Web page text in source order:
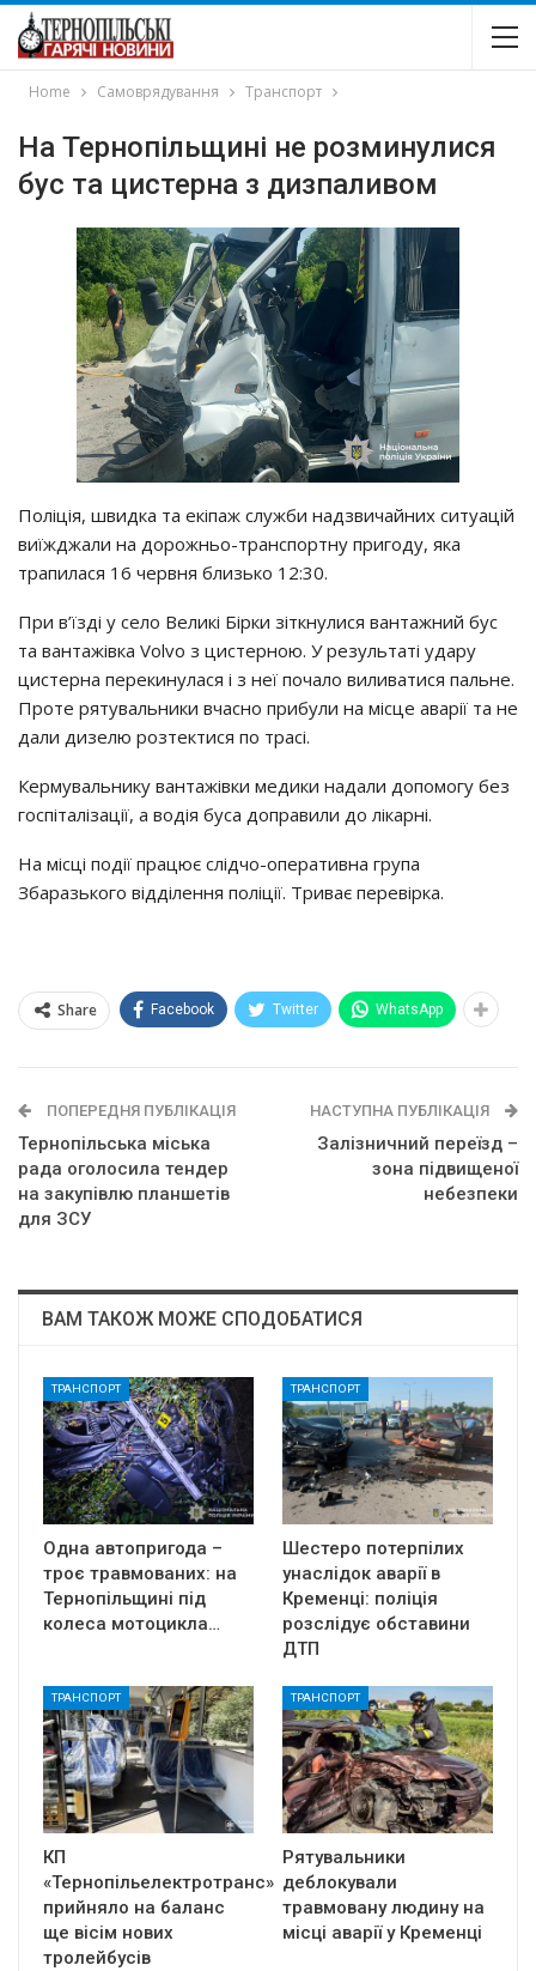
Home Самоврядування Транспорт
На Тернопільщині не розминулися
бус та цистерна з дизпаливом
Поліція, швидка та екіпаж служби надзвичайних ситуацій
виїжджали на дорожньо-транспортну пригоду, яка
трапилася 16 червня близько 12:30.
При в’їзді у село Великі Бірки зіткнулися вантажний бус
та вантажівка Volvo з цистерною. У результаті удару
цистерна перекинулася і з неї почало виливатися пальне.
Проте рятувальники вчасно прибули на місце аварії та не
дали дизелю розтектися по трасі.
Кермувальнику вантажівки медики надали допомогу без
госпіталізації, а водія буса доправили до лікарні.
На місці події працює слідчо-оперативна група
Збаразького відділення поліції. Триває перевірка.
Share Facebook Twitter WhatsApp
ПОПЕРЕДНЯ ПУБЛІКАЦІЯ
Тернопільська міська
рада оголосила тендер
на закупівлю планшетів
для ЗСУ
НАСТУПНА ПУБЛІКАЦІЯ
Залізничний переїзд –
зона підвищеної
небезпеки
ВАМ ТАКОЖ МОЖЕ СПОДОБАТИСЯ
ТРАНСПОРТ
Одна автопригода –
троє травмованих: на
Тернопільщині під
колеса мотоцикла…
ТРАНСПОРТ
Шестеро потерпілих
унаслідок аварії в
Кременці: поліція
розслідує обставини
ДТП
ТРАНСПОРТ
КП
«Тернопільелектротранс»
прийняло на баланс
ще вісім нових
тролейбусів
ТРАНСПОРТ
Рятувальники
деблокували
травмовану людину на
місці аварії у Кременці